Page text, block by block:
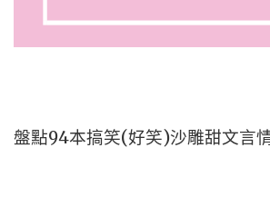
盤點94本搞笑(好笑)沙雕甜文言